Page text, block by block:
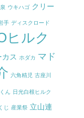
ウキハゴ クリー
手 ディスクロード
ヒルク
カス ホダカ マド
六角精児 古座川
ん 日光白根ヒルク
じ 産業祭 立山連